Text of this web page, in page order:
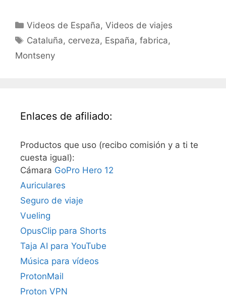
Categorías
Videos de España,Videos de viajes
Etiquetas
Cataluña, cerveza, España,fabrica,
Montseny
Enlaces de afiliado:
Productos que uso (recibo comisión y a ti te
cuesta igual):
Cámara GoPro Hero 12
Auriculares
Seguro de viaje
Vueling
OpusClip para Shorts
Taja AI para YouTube
Música para vídeos
ProtonMail
Proton VPN